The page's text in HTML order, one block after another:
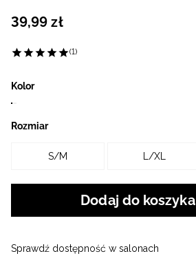
39,99 zł
(1)
Kolor
Rozmiar
S/M L/XL
Dodaj do koszyka
Sprawdź dostępność w salonach